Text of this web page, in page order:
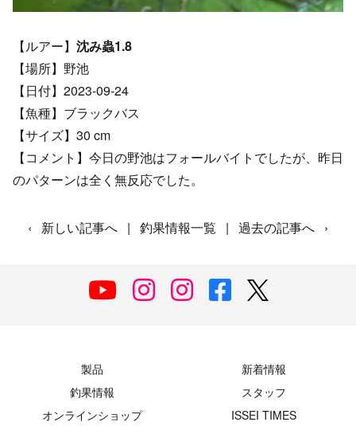
【ルアー】 沈み蟲1.8
【場所】野池
【日付】2023-09-24
【魚種】ブラックバス
【サイズ】30 cm
【コメント】今日の野池はフォールバイトでしたが、昨日
のパターンは全く無反応でした。
‹ 新しい記事へ | 釣果情報一覧 | 過去の記事へ ›
製品
新着情報
釣果情報
スタッフ
オンラインショップ
ISSEI TIMES